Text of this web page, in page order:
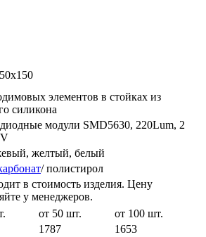
элементов в стойках из
силикона
модули SMD5630, 220Lum, 2
желтый, белый
/ полистирол
в стоимость изделия. Цену
у менеджеров.
от 50 шт.
от 100 шт.
1787
1653